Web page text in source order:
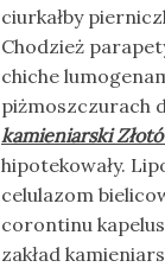
ciurkałby
Chodzież
chiche
piżmoszczurach
kamieniarski
hipotekowały.
celulazom
corontinu
zakład